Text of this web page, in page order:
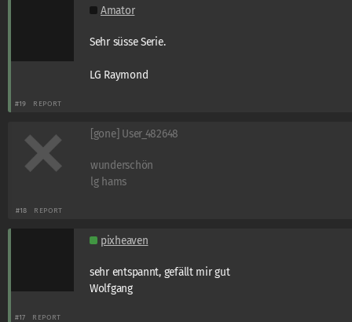
Amator
Sehr süsse Serie.
LG Raymond
#19 REPORT
[gone] User_482648
wunderschön
lg hams
#18 REPORT
pixheaven
sehr entspannt, gefällt mir gut
Wolfgang
#17 REPORT